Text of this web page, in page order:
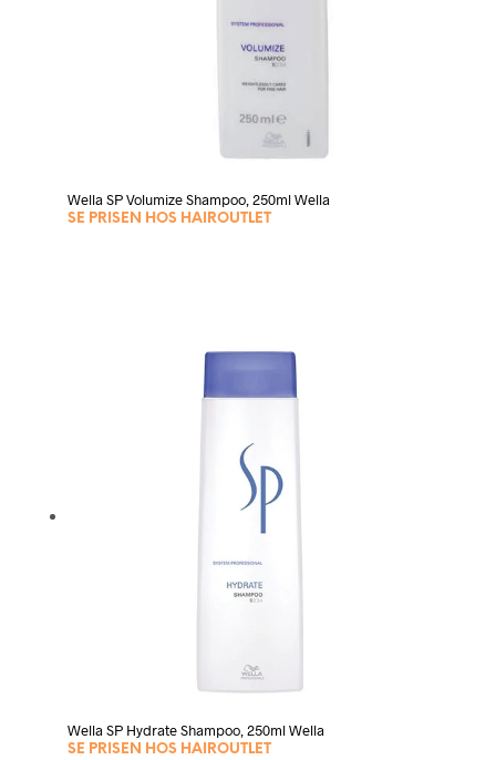
Wella SP Volumize Shampoo, 250ml Wella
SE PRISEN HOS HAIROUTLET
Wella SP Hydrate Shampoo, 250ml Wella
SE PRISEN HOS HAIROUTLET